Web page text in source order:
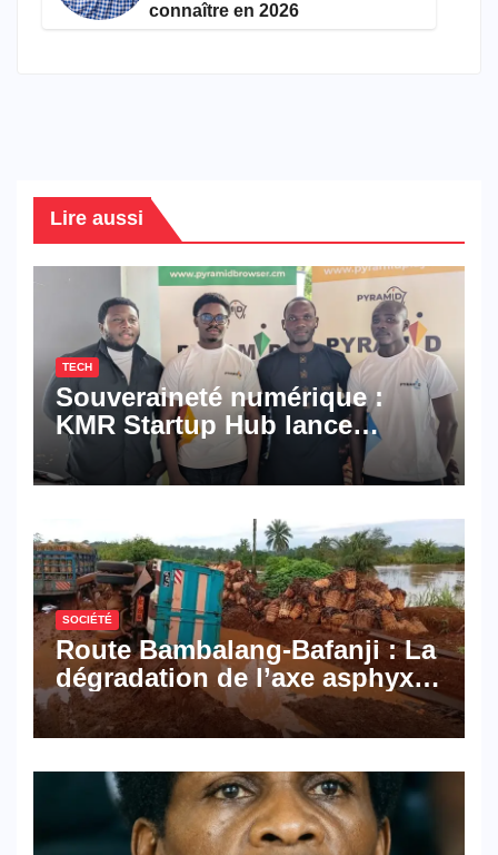
connaître en 2026
Lire aussi
TECH
Souveraineté numérique :
KMR Startup Hub lance
Pyramid Browser et Pyramid
Mail, deux solutions
Cameroon
SOCIÉTÉ
Route Bambalang-Bafanji : La
dégradation de l’axe asphyxie
les activités économiques